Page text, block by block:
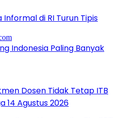
Informal di RI Turun Tipis
Indonesia Paling Banyak
Dosen Tidak Tetap ITB
14 Agustus 2026